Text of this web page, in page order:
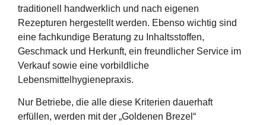
traditionell handwerklich und nach eigenen
Rezepturen hergestellt werden. Ebenso wichtig sind
eine fachkundige Beratung zu Inhaltsstoffen,
Geschmack und Herkunft, ein freundlicher Service im
Verkauf sowie eine vorbildliche
Lebensmittelhygienepraxis.
Nur Betriebe, die alle diese Kriterien dauerhaft
erfüllen, werden mit der „Goldenen Brezel“